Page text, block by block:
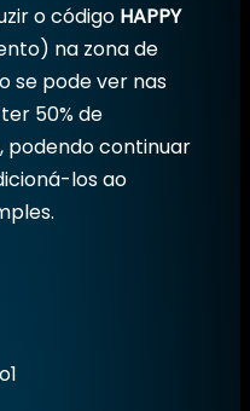
o código HAPPY
na zona de
se pode ver nas
50% de
podendo continuar
los ao